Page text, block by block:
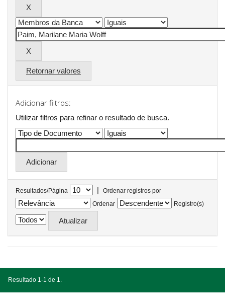
Retornar valores
Adicionar filtros:
Utilizar filtros para refinar o resultado de busca.
Resultados/Página |
Ordenar registros por
Ordenar
Registro(s)
Resultado 1-1 de 1.